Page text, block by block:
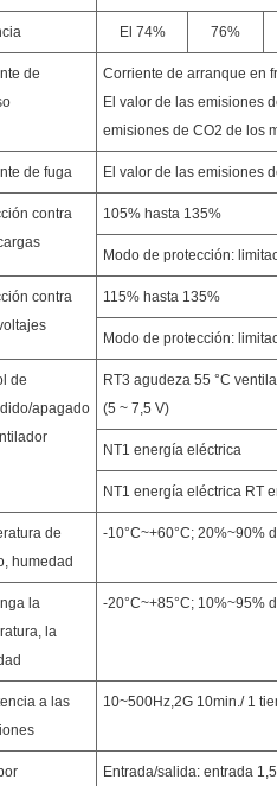
El 74% 76%
de
Corriente de arranque en
El valor de las emisiones
emisiones de CO2 de los
de fuga El valor de las emisiones
contra
105% hasta 135%
Modo de protección:
contra
115% hasta 135%
Modo de protección:
de
apagado
RT3 agudeza 55 °C
(5 ~ 7,5 V)
NT1 energía eléctrica
NT1 energía eléctrica RT
de
humedad
-10°C~+60°C; 20%~90%
la
la
-20°C~+85°C; 10%~95%
a las
10~500Hz,2G 10min./ 1
Entrada/salida: entrada